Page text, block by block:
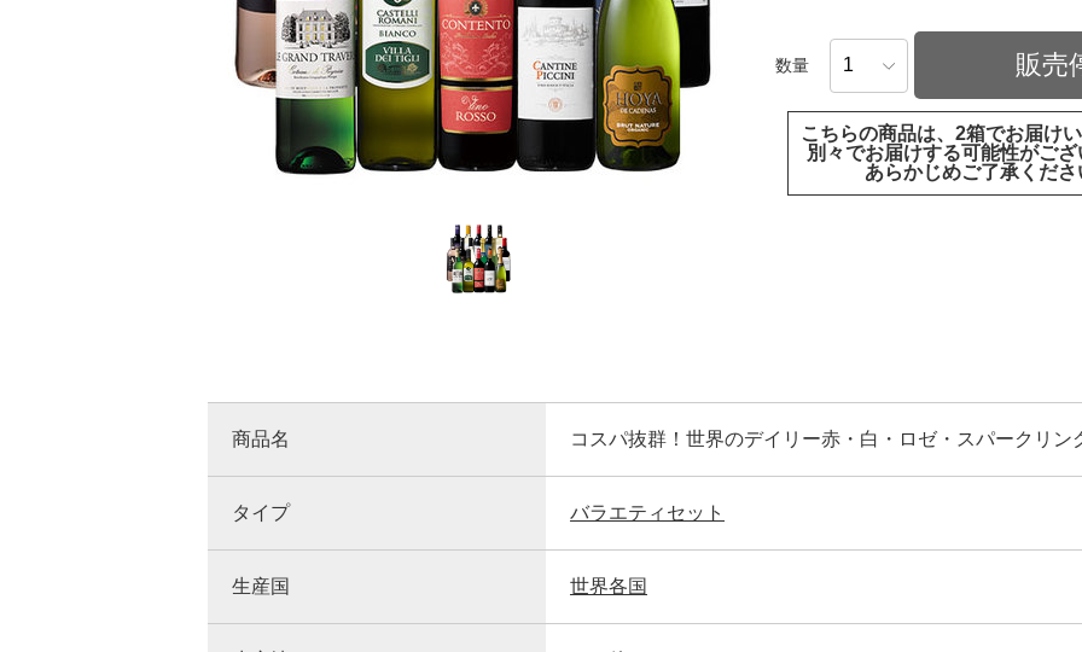
数量 販売
こちらの商品は、2箱でお届けい
別々でお届けする可能性がご
あらかじめご了承くださ
商品名 コスパ抜群！世界のデイリー赤・白・ロゼ・スパークリン
タイプ バラエティセット
生産国 世界各国